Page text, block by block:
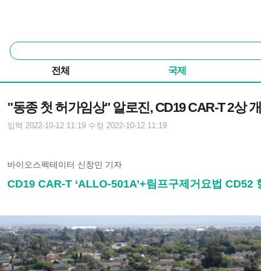
통
합
색
전체 국제
"동종 첫 허가임상" 알로진, CD19 CAR-T 2상 개
입력 2022-10-12 11:19 수정 2022-10-12 11:19
바이오스펙테이터 신창민 기자
CD19 CAR-T ‘ALLO-501A’+림프구제거요법